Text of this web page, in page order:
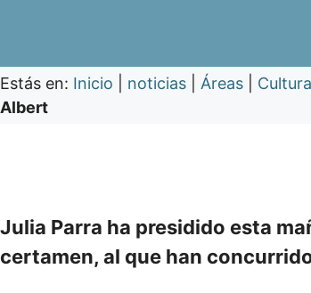
Estás en: Inicio noticias Áreas Cultura
Albert
Julia Parra ha presidido esta
certamen, al que han